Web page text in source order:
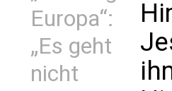
Europa“:
„Es geht
nicht